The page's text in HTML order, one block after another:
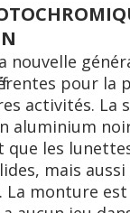
nouvelle
pour la
activités. La
aluminium
les
mais aussi
La monture